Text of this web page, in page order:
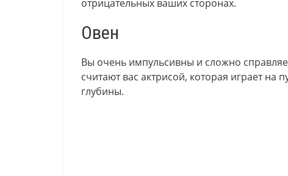
отрицательных ваших сторонах.
Овен
Вы очень импульсивны и сложно
считают вас актрисой, которая играет на
глубины.